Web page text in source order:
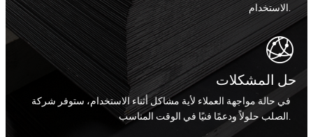
الاستخدام.

حل المشكلات
في حالة مواجهة العملاء لأية مشاكل أثناء الاستخدام، ستوفر شركة
الصلب حلولاً ودعمًا فنيًا في الوقت المناسب.